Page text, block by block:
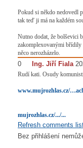
Pokud si někdo nedovedl
tak teď ji má na každém
Nutno dodat, že bolševici
zakomplexovanými břídily
něco nerozházelo.
0 Ing. Jiří Fiala
Rudí kati. Osudy
www.mujrozhlas.cz/
mujrozhlas.cz/.../...
Refresh comments
Bez přihlášení